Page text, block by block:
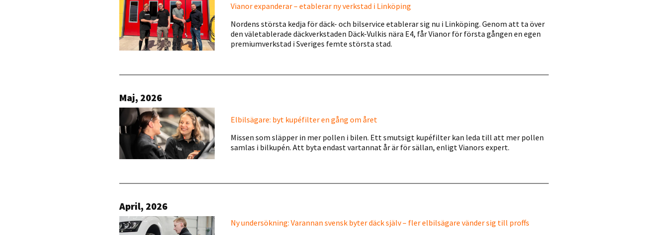
Vianor expanderar – etablerar ny verkstad i Linköping
Nordens största kedja för däck- och bilservice etablerar sig nu i Linköping. Genom att ta över
den väletablerade däckverkstaden Däck-Vulkis nära E4, får Vianor för första gången en egen
premiumverkstad i Sveriges femte största stad.
Maj, 2026
Elbilsägare: byt kupéfilter en gång om året
Missen som släpper in mer pollen i bilen. Ett smutsigt kupéfilter kan leda till att mer pollen
samlas i bilkupén. Att byta endast vartannat år är för sällan, enligt Vianors expert.
April, 2026
Ny undersökning: Varannan svensk byter däck själv – fler elbilsägare vänder sig till proffs